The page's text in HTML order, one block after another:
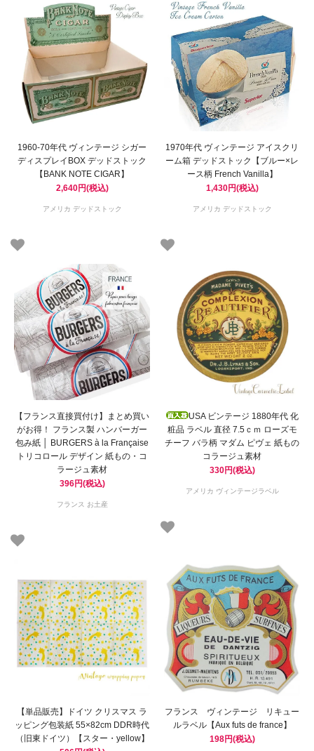
1960-70年代 ヴィンテージ シガー
ディスプレイBOX デッドストック
【BANK NOTE CIGAR】
2,640円(税込)
アメリカ デッドストック
1970年代 ヴィンテージ アイスクリ
ーム箱 デッドストック【ブルー×レ
ース柄 French Vanilla】
1,430円(税込)
アメリカ デッドストック
【フランス直接買付け】まとめ買い
がお得！ フランス製 ハンバーガー
包み紙 │ BURGERS à la Française
トリコロール デザイン 紙もの・コ
ラージュ素材
396円(税込)
フランス お土産
USA ビンテージ 1880年代 化
粧品 ラベル 直径 7.5ｃｍ ローズモ
チーフ バラ柄 マダム ピヴェ 紙もの
コラージュ素材
330円(税込)
アメリカ ヴィンテージラベル
【単品販売】ドイツ クリスマス ラ
ッピング包装紙 55×82cm DDR時代
（旧東ドイツ）【スター・yellow】
フランス ヴィンテージ リキュー
ルラベル【Aux futs de france】
198円(税込)